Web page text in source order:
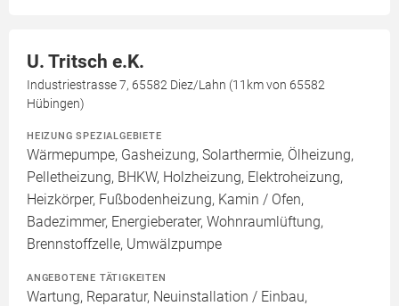
U. Tritsch e.K.
Industriestrasse 7, 65582 Diez/Lahn (11km von 65582
Hübingen)
HEIZUNG SPEZIALGEBIETE
Wärmepumpe, Gasheizung, Solarthermie, Ölheizung,
Pelletheizung, BHKW, Holzheizung, Elektroheizung,
Heizkörper, Fußbodenheizung, Kamin / Ofen,
Badezimmer, Energieberater, Wohnraumlüftung,
Brennstoffzelle, Umwälzpumpe
ANGEBOTENE TÄTIGKEITEN
Wartung, Reparatur, Neuinstallation / Einbau,